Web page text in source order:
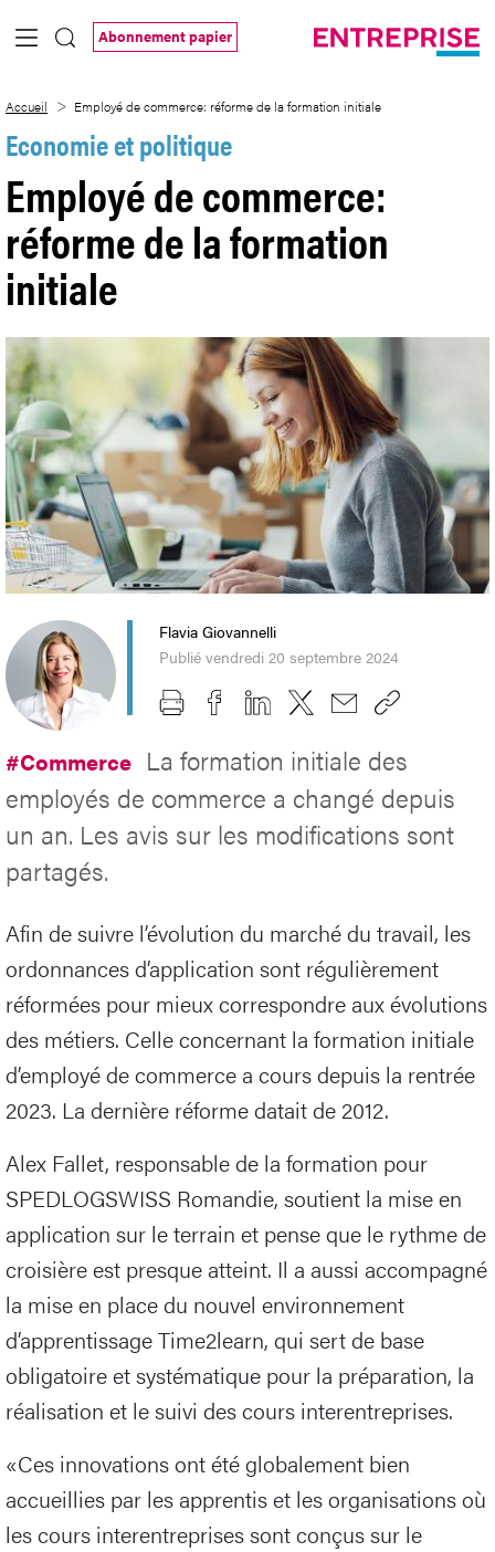
Saut au contenu principal
Abonnement papier
Accueil Employé de commerce: réforme de la formation initiale
Economie et politique
Employé de commerce:
réforme de la formation
initiale
Flavia Giovannelli
Publié vendredi 20 septembre 2024
#Commerce La formation initiale des
employés de commerce a changé depuis
un an. Les avis sur les modifications sont
partagés.
Afin de suivre l’évolution du marché du travail, les
ordonnances d’application sont régulièrement
réformées pour mieux correspondre aux évolutions
des métiers. Celle concernant la formation initiale
d’employé de commerce a cours depuis la rentrée
2023. La dernière réforme datait de 2012.
Alex Fallet, responsable de la formation pour
SPEDLOGSWISS Romandie, soutient la mise en
application sur le terrain et pense que le rythme de
croisière est presque atteint. Il a aussi accompagné
la mise en place du nouvel environnement
d’apprentissage Time2learn, qui sert de base
obligatoire et systématique pour la préparation, la
réalisation et le suivi des cours interentreprises.
«Ces innovations ont été globalement bien
accueillies par les apprentis et les organisations où
les cours interentreprises sont conçus sur le